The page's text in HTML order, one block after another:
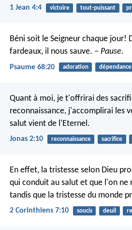
1 Jean 4:4 victoire tout-puissant
Béni soit le Seigneur chaque jour!
fardeaux, il nous sauve. – Pause.
Psaume 68:20 adoration dépendance
Quant à moi, je t'offrirai des
reconnaissance, j'accomplirai les
salut vient de l'Eternel.
Jonas 2:10 reconnaissance sacrifice
En effet, la tristesse selon Dieu
qui conduit au salut et que l'on ne
tandis que la tristesse du monde
2 Corinthiens 7:10 soucis deuil